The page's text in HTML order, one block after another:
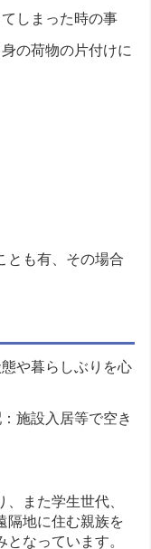
しまった時の事
の荷物の片付けに
とも有、その場合
や暮らしぶりを心
施設入居等で空き
また学生世代、
隔地に住む親族を
なっています。